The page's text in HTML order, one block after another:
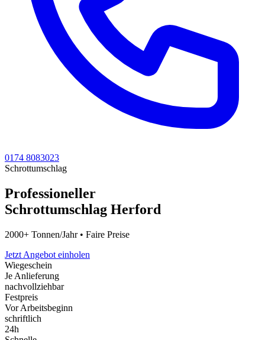
0174 8083023
Schrottumschlag
Professioneller
Schrottumschlag Herford
2000+ Tonnen/Jahr • Faire Preise
Jetzt Angebot einholen
Wiegeschein
Je Anlieferung
nachvollziehbar
Festpreis
Vor Arbeitsbeginn
schriftlich
24h